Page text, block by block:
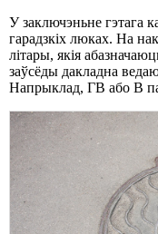
У заключэньне гэтага
гарадзкіх люках. На
літары, якія
заўсёды дакладна
Напрыклад, ГВ або В